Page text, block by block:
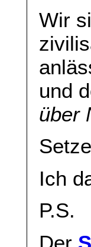
Wir
und
über
Ich
P.S.
Der